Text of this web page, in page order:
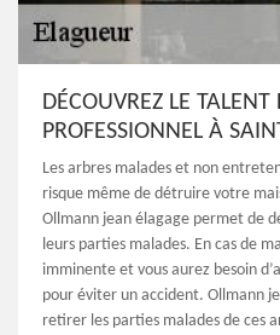
DÉCOUVREZ LE TALENT
PROFESSIONNEL À
Les arbres malades et non
risque même de détruire votre
Ollmann jean élagage permet de
leurs parties malades. En cas de
imminente et vous aurez besoin
pour éviter un accident. Ollmann
retirer les parties malades de ces